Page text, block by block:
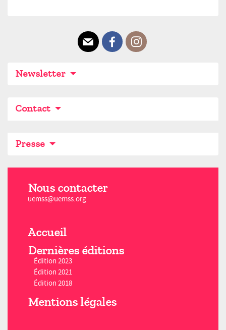
Newsletter
Contact
Presse
Nous contacter
uemss@uemss.org
Accueil
Dernières éditions
Édition 2023
Édition 2021
Édition 2018
Mentions légales